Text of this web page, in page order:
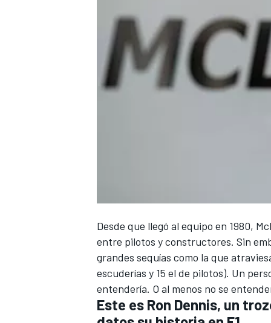
Desde que llegó al equipo en 1980,
entre pilotos y constructores. Sin
grandes sequías como la que
escuderías y 15 el de pilotos). Un
entendería. O al menos no se
Este es Ron Dennis, un